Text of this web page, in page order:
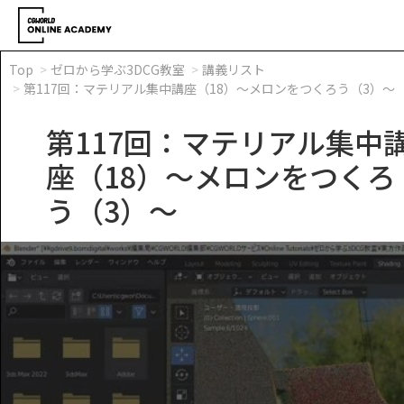
Top ゼロから学ぶ3DCG教室
講義リスト
第117回：マテリアル集中講座（18）～メロンをつくろう（3）～
第117回：マテリアル集中
座（18）～メロンをつくろ
う（3）～